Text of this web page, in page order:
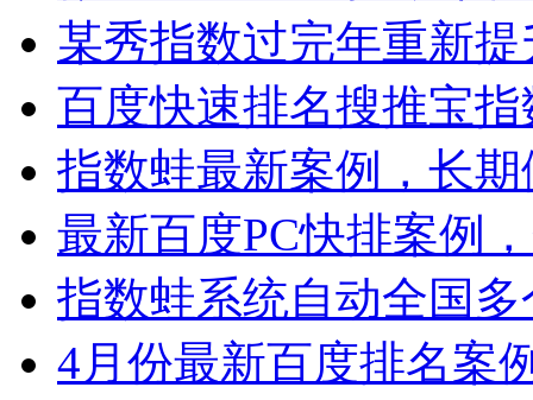
某秀指数过完年重新提
百度快速排名搜推宝指
指数蛙最新案例，长期
最新百度PC快排案例
指数蛙系统自动全国多
4月份最新百度排名案